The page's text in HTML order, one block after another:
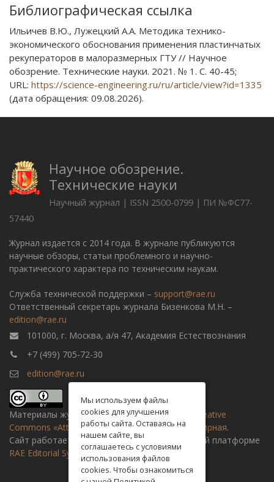
Библиографическая ссылка
Ильичев В.Ю., Лужецкий А.А. Методика технико-
экономического обоснования применения пластинчатых
рекуператоров в малоразмерных ГТУ // Научное
обозрение. Технические науки. 2021. № 1. С. 40-45;
URL: https://science-engineering.ru/ru/article/view?id=1335
(дата обращения: 09.08.2026).
Научное обозрение.
Технические науки
Научный журнал | ISSN 2500-0799 | ПИ №ФС77-
57440
Журнал издается с 2014 года. В журнале публикуются
научные обзоры, статьи проблемного и научно-
практического характера по техническим наукам.
Служба технической поддержки – support@rae.ru
Ответственный секретарь журнала Бизенкова М.Н. –
edition@rae.ru
101000, г. Москва, а/я 47, Академия Естествознания
+7 (499) 705-72-30
edition@rae.ru
Материалы журнала доступны полицензии Creative
Commons «Attribution» («Атрибуция») 4.0 Всемирная.
Сайт работает на универсальной издательской платформе
RAE Editorial System
Мы используем файлы
cookies для улучшения
работы сайта. Оставаясь на
нашем сайте, вы
соглашаетесь с условиями
использования файлов
cookies. Чтобы ознакомиться